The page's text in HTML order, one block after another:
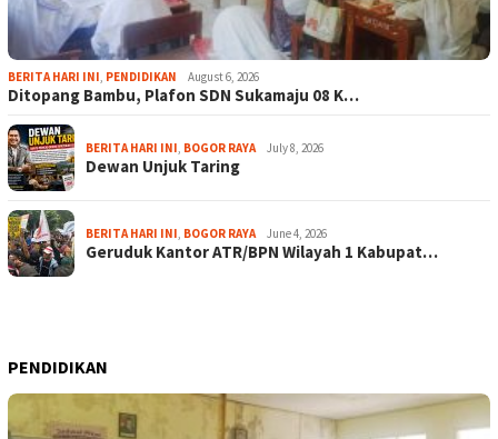
BERITA HARI INI, PENDIDIKAN August 6, 2026
Ditopang Bambu, Plafon SDN Sukamaju 08 K…
BERITA HARI INI, BOGOR RAYA July 8, 2026
Dewan Unjuk Taring
BERITA HARI INI, BOGOR RAYA June 4, 2026
Geruduk Kantor ATR/BPN Wilayah 1 Kabupat…
PENDIDIKAN